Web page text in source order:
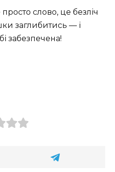
слово, це безліч
заглибитись — і
забезпечена!